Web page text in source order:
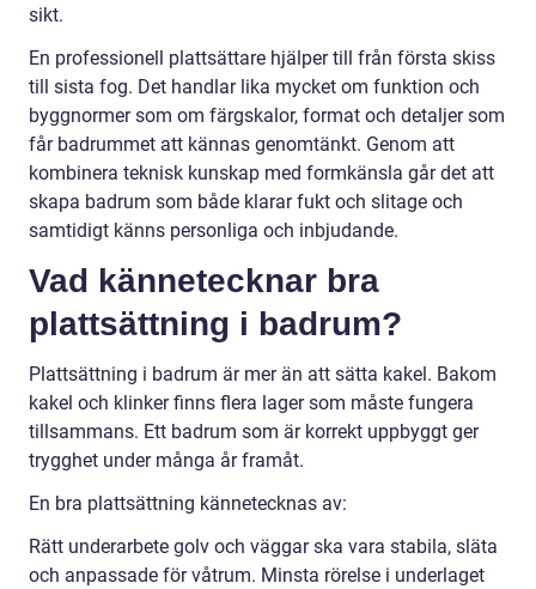
sikt.
En professionell plattsättare hjälper till från första skiss
till sista fog. Det handlar lika mycket om funktion och
byggnormer som om färgskalor, format och detaljer som
får badrummet att kännas genomtänkt. Genom att
kombinera teknisk kunskap med formkänsla går det att
skapa badrum som både klarar fukt och slitage och
samtidigt känns personliga och inbjudande.
Vad kännetecknar bra
plattsättning i badrum?
Plattsättning i badrum är mer än att sätta kakel. Bakom
kakel och klinker finns flera lager som måste fungera
tillsammans. Ett badrum som är korrekt uppbyggt ger
trygghet under många år framåt.
En bra plattsättning kännetecknas av:
Rätt underarbete golv och väggar ska vara stabila, släta
och anpassade för våtrum. Minsta rörelse i underlaget